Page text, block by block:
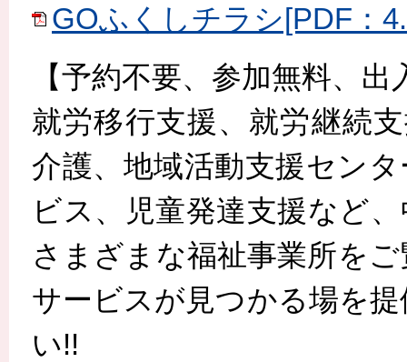
GOふくしチラシ[PDF：
【予約不要、参加無料、出
就労移行支援、就労継続
介護、地域活動支援セン
ビス、児童発達支援など
さまざまな福祉事業所を
サービスが見つかる場を
い!!